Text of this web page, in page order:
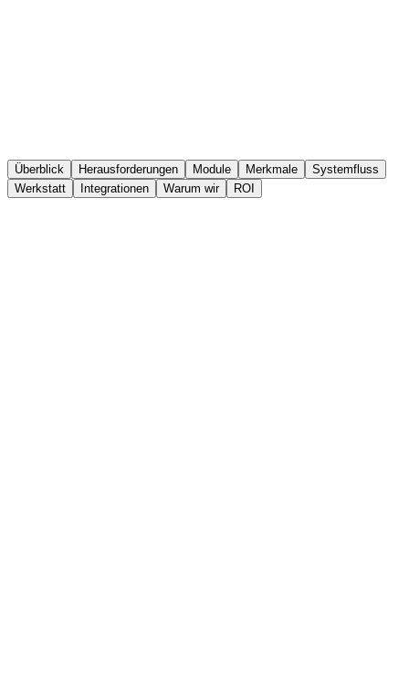
Überblick Herausforderungen Module Merkmale
Systemfluss
Werkstatt
Integrationen Warum wir ROI